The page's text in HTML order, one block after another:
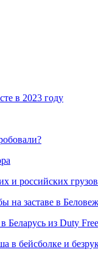
в 2023 году
и российских
на заставе в
Беларусь из Duty
в бейсболке и